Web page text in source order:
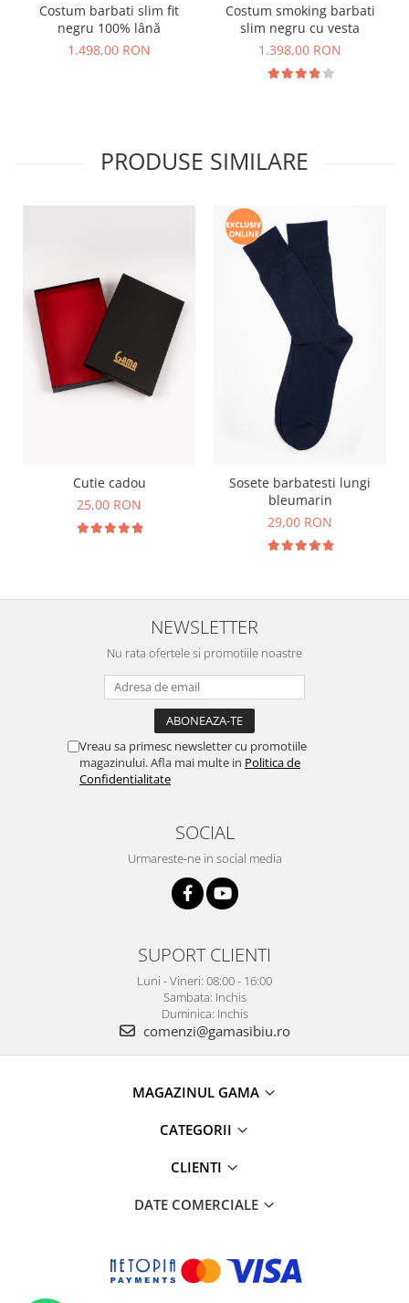
Costum barbati slim fit
negru 100% lână
1.498,00 RON
Costum smoking barbati
slim negru cu vesta
1.398,00 RON
PRODUSE SIMILARE
Cutie cadou
25,00 RON
Sosete barbatesti lungi
bleumarin
29,00 RON
NEWSLETTER
Nu rata ofertele si promotiile noastre
Vreau sa primesc newsletter cu promotiile
magazinului. Afla mai multe in Politica de
Confidentialitate
SOCIAL
Urmareste-ne in social media
SUPORT CLIENTI
Luni - Vineri: 08:00 - 16:00
Sambata: Inchis
Duminica: Inchis
comenzi@gamasibiu.ro
MAGAZINUL GAMA
CATEGORII
CLIENTI
DATE COMERCIALE